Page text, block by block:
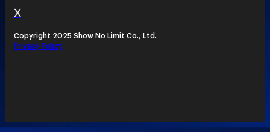
X
Copyright 2025 Show No Limit Co., Ltd.
Privacy Policy